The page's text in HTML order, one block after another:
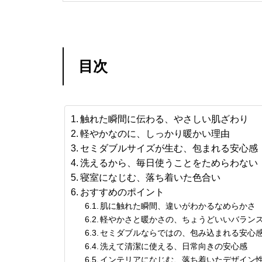
目次
触れた瞬間に伝わる、やさしい肌ざわり
軽やかなのに、しっかり暖かい理由
セミダブルサイズが生む、包まれる安心感
洗えるから、毎日使うことをためらわない
寝室になじむ、落ち着いた色合い
おすすめのポイント
肌に触れた瞬間、違いがわかるなめらかさ
軽やかさと暖かさの、ちょうどいいバランス
セミダブルならではの、包み込まれる安心
洗えて清潔に使える、日常向きの安心感
インテリアになじむ、落ち着いたデザイン